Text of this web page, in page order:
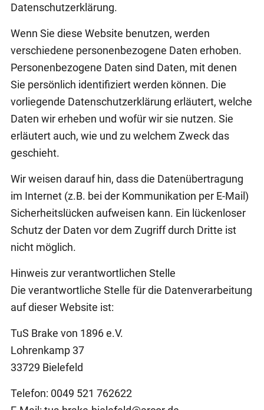
Datenschutzerklärung.
Wenn Sie diese Website benutzen, werden
verschiedene personenbezogene Daten erhoben.
Personenbezogene Daten sind Daten, mit denen
Sie persönlich identifiziert werden können. Die
vorliegende Datenschutzerklärung erläutert, welche
Daten wir erheben und wofür wir sie nutzen. Sie
erläutert auch, wie und zu welchem Zweck das
geschieht.
Wir weisen darauf hin, dass die Datenübertragung
im Internet (z.B. bei der Kommunikation per E-Mail)
Sicherheitslücken aufweisen kann. Ein lückenloser
Schutz der Daten vor dem Zugriff durch Dritte ist
nicht möglich.
Hinweis zur verantwortlichen Stelle
Die verantwortliche Stelle für die Datenverarbeitung
auf dieser Website ist:
TuS Brake von 1896 e.V.
Lohrenkamp 37
33729 Bielefeld
Telefon: 0049 521 762622